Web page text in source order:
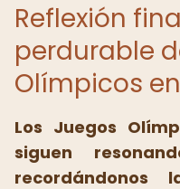
Reflexión
perdurable
Olímpicos
Los Juegos
siguen